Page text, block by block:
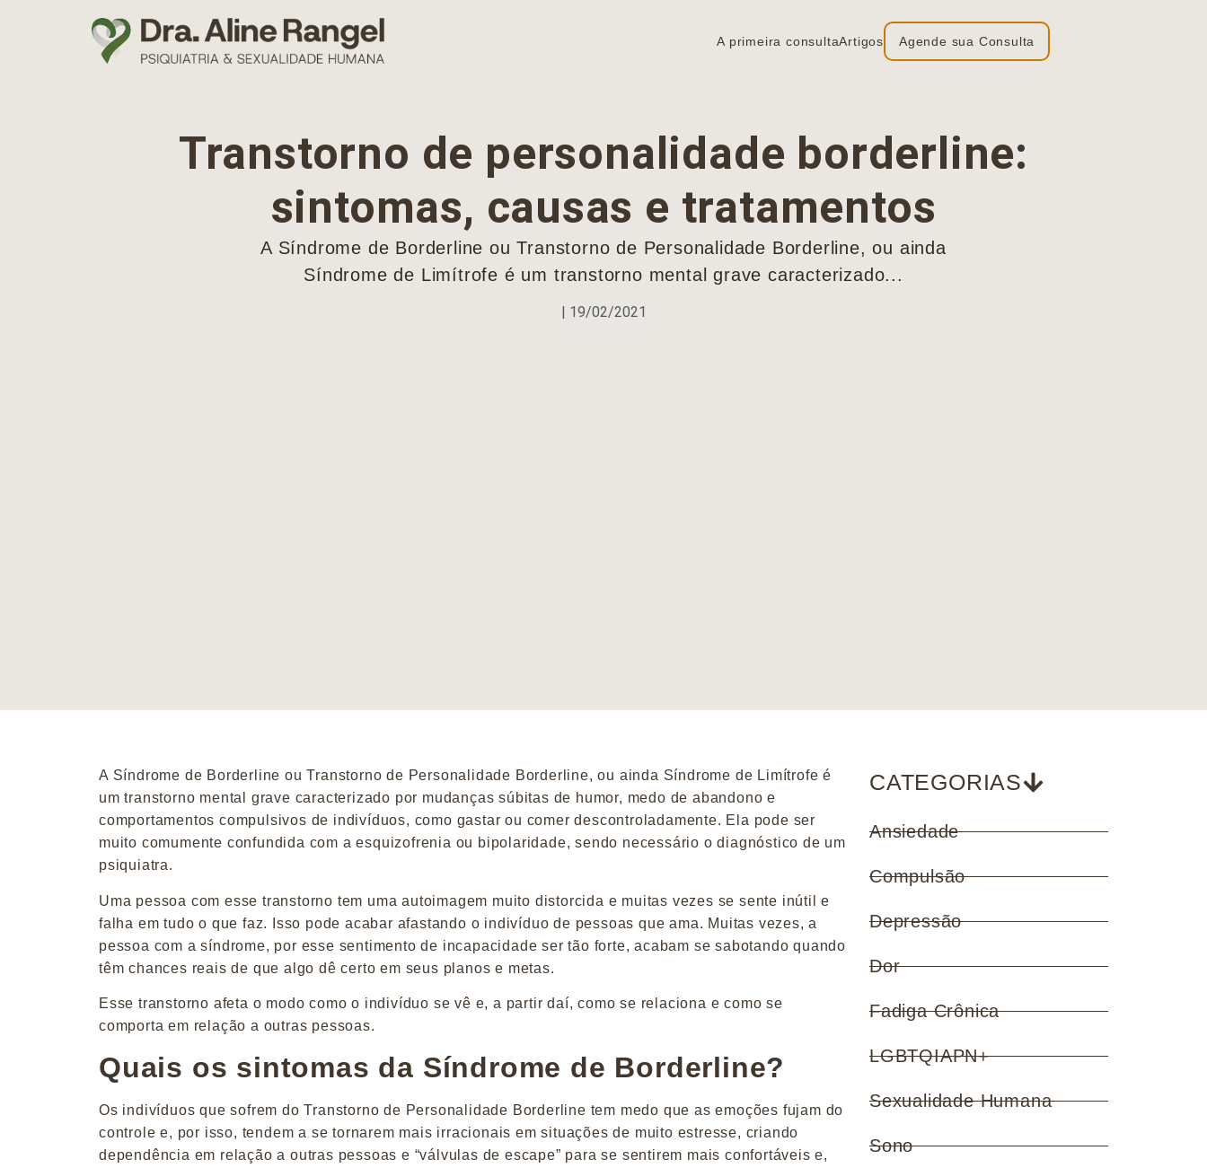
A primeira consultaArtigos Agende sua Consulta
Transtorno de personalidade borderline:
sintomas, causas e tratamentos
A Síndrome de Borderline ou Transtorno de Personalidade Borderline, ou ainda
Síndrome de Limítrofe é um transtorno mental grave caracterizado...
| 19/02/2021
A Síndrome de Borderline ou Transtorno de Personalidade Borderline, ou ainda Síndrome de Limítrofe é
um transtorno mental grave caracterizado por mudanças súbitas de humor, medo de abandono e
comportamentos compulsivos de indivíduos, como gastar ou comer descontroladamente. Ela pode ser
muito comumente confundida com a esquizofrenia ou bipolaridade, sendo necessário o diagnóstico de um
psiquiatra.
Uma pessoa com esse transtorno tem uma autoimagem muito distorcida e muitas vezes se sente inútil e
falha em tudo o que faz. Isso pode acabar afastando o indivíduo de pessoas que ama. Muitas vezes, a
pessoa com a síndrome, por esse sentimento de incapacidade ser tão forte, acabam se sabotando quando
têm chances reais de que algo dê certo em seus planos e metas.
Esse transtorno afeta o modo como o indivíduo se vê e, a partir daí, como se relaciona e como se
comporta em relação a outras pessoas.
Quais os sintomas da Síndrome de Borderline?
Os indivíduos que sofrem do Transtorno de Personalidade Borderline tem medo que as emoções fujam do
controle e, por isso, tendem a se tornarem mais irracionais em situações de muito estresse, criando
dependência em relação a outras pessoas e “válvulas de escape” para se sentirem mais confortáveis e,
CATEGORIAS
Ansiedade
Compulsão
Depressão
Dor
Fadiga Crônica
LGBTQIAPN+
Sexualidade Humana
Sono